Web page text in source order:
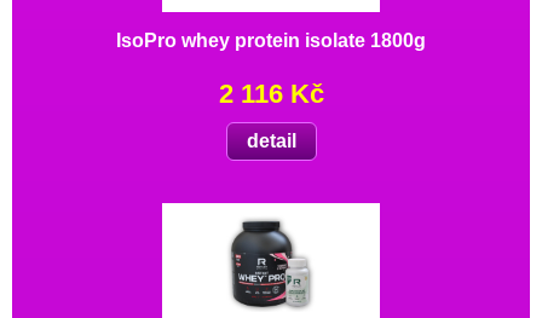
IsoPro whey protein isolate 1800g
2 116 Kč
detail